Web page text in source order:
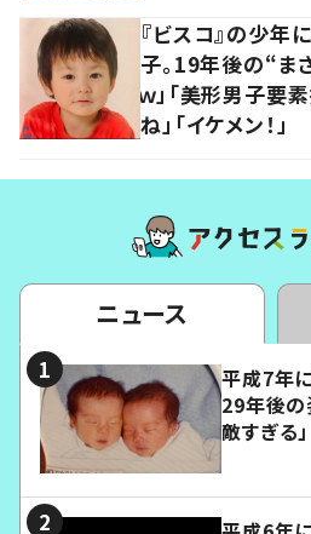
『ビスコ』の少年
子。19年後の“ま
ｗ」「美形男子要
ね」「イケメン！」
ニュース
平成7年
29年後の
敵すぎる」